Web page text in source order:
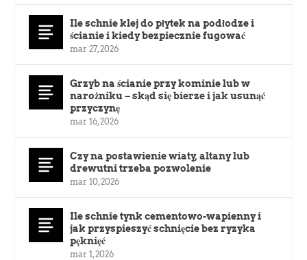
Ile schnie klej do płytek na podłodze i
ścianie i kiedy bezpiecznie fugować
mar 27, 2026
Grzyb na ścianie przy kominie lub w
narożniku – skąd się bierze i jak usunąć
przyczynę
mar 16, 2026
Czy na postawienie wiaty, altany lub
drewutni trzeba pozwolenie
mar 10, 2026
Ile schnie tynk cementowo-wapienny i
jak przyspieszyć schnięcie bez ryzyka
pęknięć
mar 1, 2026